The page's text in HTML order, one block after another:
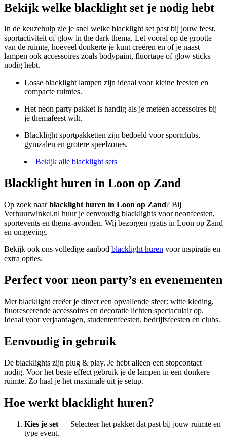
Bekijk welke blacklight set je nodig hebt
In de keuzehulp zie je snel welke blacklight set past bij jouw feest,
sportactiviteit of glow in the dark thema. Let vooral op de grootte
van de ruimte, hoeveel donkerte je kunt creëren en of je naast
lampen ook accessoires zoals bodypaint, fluortape of glow sticks
nodig hebt.
Losse blacklight lampen zijn ideaal voor kleine feesten en
compacte ruimtes.
Het neon party pakket is handig als je meteen accessoires bij
je themafeest wilt.
Blacklight sportpakketten zijn bedoeld voor sportclubs,
gymzalen en grotere speelzones.
Bekijk alle blacklight sets
Blacklight huren in Loon op Zand
Op zoek naarblacklight huren in Loon op Zand? Bij
Verhuurwinkel.nl huur je eenvoudig blacklights voor neonfeesten,
sportevents en thema-avonden. Wij bezorgen gratis in Loon op Zand
en omgeving.
Bekijk ook ons volledige aanbod blacklight huren voor inspiratie en
extra opties.
Perfect voor neon party’s en evenementen
Met blacklight creëer je direct een opvallende sfeer: witte kleding,
fluorescerende accessoires en decoratie lichten spectaculair op.
Ideaal voor verjaardagen, studentenfeesten, bedrijfsfeesten en clubs.
Eenvoudig in gebruik
De blacklights zijn plug & play. Je hebt alleen een stopcontact
nodig. Voor het beste effect gebruik je de lampen in een donkere
ruimte. Zo haal je het maximale uit je setup.
Hoe werkt blacklight huren?
Kies je set — Selecteer het pakket dat past bij jouw ruimte en
type event.